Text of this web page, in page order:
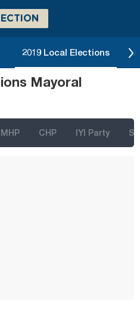
2019 Local Elections
Mayoral
MHP CHP IYI Party SP